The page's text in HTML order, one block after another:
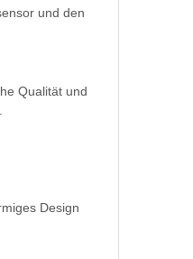
und den
Qualität und
Design